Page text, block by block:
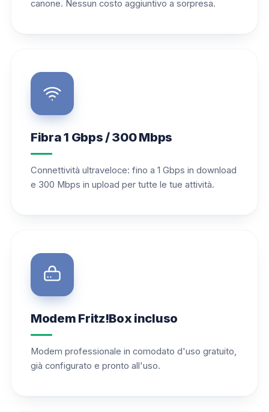
canone. Nessun costo aggiuntivo a sorpresa.
Fibra 1 Gbps / 300 Mbps
Connettività ultraveloce: fino a 1 Gbps in download
e 300 Mbps in upload per tutte le tue attività.
Modem Fritz!Box incluso
Modem professionale in comodato d'uso gratuito,
già configurato e pronto all'uso.